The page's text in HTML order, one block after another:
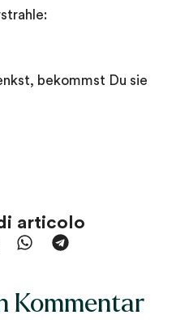
bekommst Du sie
articolo
Kommentar